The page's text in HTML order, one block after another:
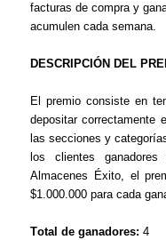
facturas de compra y
acumulen cada semana.
DESCRIPCIÓN DEL
El premio consiste en
depositar correctamente
las secciones y
los clientes
Almacenes Éxito, el
$1.000.000 para cada
Total de ganadores: 4